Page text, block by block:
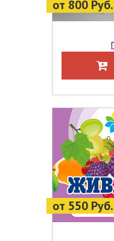
от 800 Руб.
от 550 Руб.